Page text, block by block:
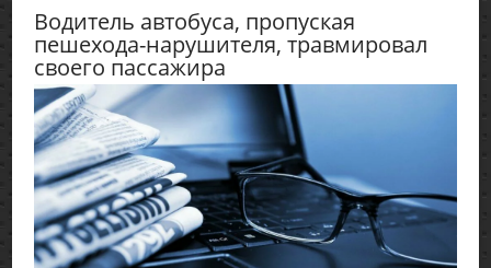
Водитель автобуса, пропуская
пешехода-нарушителя, травмировал
своего пассажира